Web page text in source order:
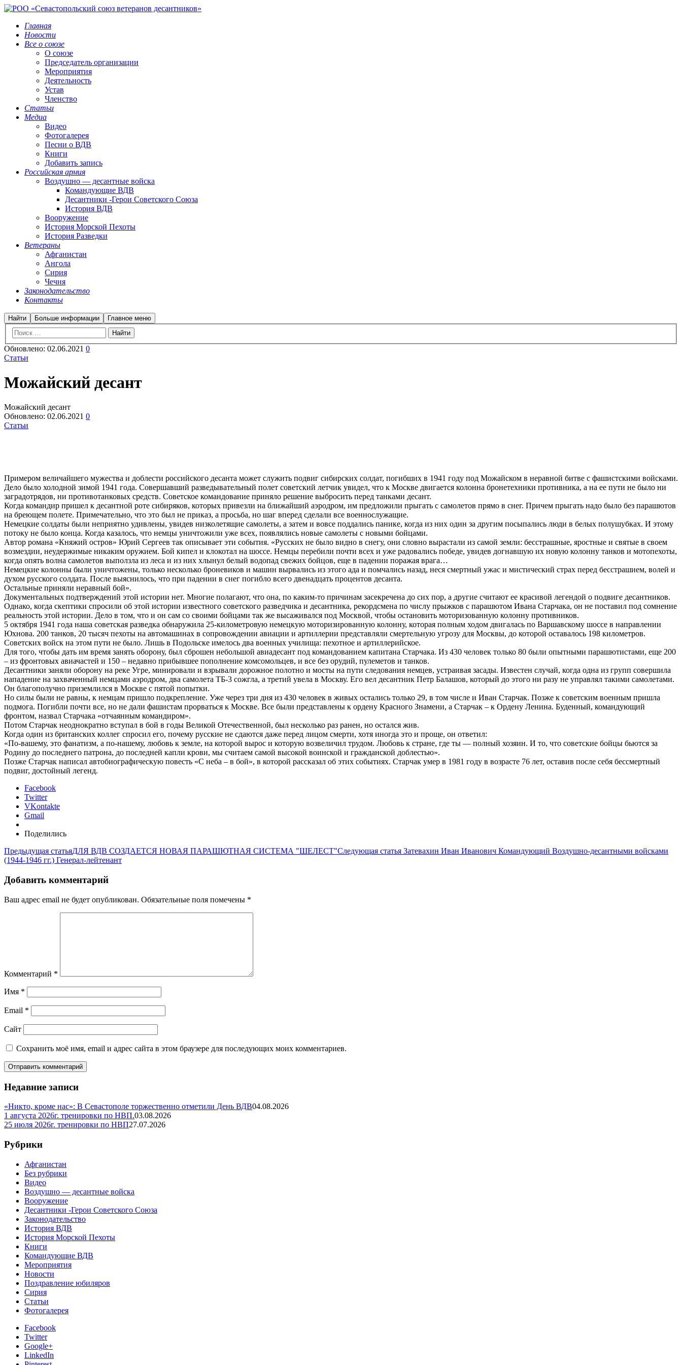
Главная
Новости
Все о союзе
О союзе
Председатель организации
Мероприятия
Деятельность
Устав
Членство
Статьи
Медиа
Видео
Фотогалерея
Песни о ВДВ
Книги
Добавить запись
Российская армия
Воздушно — десантные войска
Командующие ВДВ
Десантники -Герои Советского Союза
История ВДВ
Вооружение
История Морской Пехоты
История Разведки
Ветераны
Афганистан
Ангола
Сирия
Чечня
Законодательство
Контакты
Найти Больше информации Главное меню
Обновлено: 02.06.2021 0
Статьи
Можайский десант
Можайский десант
Обновлено: 02.06.2021 0
Статьи
Примером величайшего мужества и доблести российского десанта может служить подвиг сибирских солдат, погибших в 1941 году под Можайском в неравной битве с фашистскими войсками.
Дело было холодной зимой 1941 года. Совершавший разведывательный полет советский летчик увидел, что к Москве двигается колонна бронетехники противника, а на ее пути не было ни
заградотрядов, ни противотанковых средств. Советское командование приняло решение выбросить перед танками десант.
Когда командир пришел к десантной роте сибиряков, которых привезли на ближайший аэродром, им предложили прыгать с самолетов прямо в снег. Причем прыгать надо было без парашютов
на бреющем полете. Примечательно, что это был не приказ, а просьба, но шаг вперед сделали все военнослужащие.
Немецкие солдаты были неприятно удивлены, увидев низколетящие самолеты, а затем и вовсе поддались панике, когда из них один за другим посыпались люди в белых полушубках. И этому
потоку не было конца. Когда казалось, что немцы уничтожили уже всех, появлялись новые самолеты с новыми бойцами.
Автор романа «Княжий остров» Юрий Сергеев так описывает эти события. «Русских не было видно в снегу, они словно вырастали из самой земли: бесстрашные, яростные и святые в своем
возмездии, неудержимые никаким оружием. Бой кипел и клокотал на шоссе. Немцы перебили почти всех и уже радовались победе, увидев догнавшую их новую колонну танков и мотопехоты,
когда опять волна самолетов выползла из леса и из них хлынул белый водопад свежих бойцов, еще в падении поражая врага…
Немецкие колонны были уничтожены, только несколько броневиков и машин вырвались из этого ада и помчались назад, неся смертный ужас и мистический страх перед бесстрашием, волей и
духом русского солдата. После выяснилось, что при падении в снег погибло всего двенадцать процентов десанта.
Остальные приняли неравный бой».
Документальных подтверждений этой истории нет. Многие полагают, что она, по каким-то причинам засекречена до сих пор, а другие считают ее красивой легендой о подвиге десантников.
Однако, когда скептики спросили об этой истории известного советского разведчика и десантника, рекордсмена по числу прыжков с парашютом Ивана Старчака, он не поставил под сомнение
реальность этой истории. Дело в том, что и он сам со своими бойцами так же высаживался под Москвой, чтобы остановить моторизованную колонну противников.
5 октября 1941 года наша советская разведка обнаружила 25-километровую немецкую моторизированную колонну, которая полным ходом двигалась по Варшавскому шоссе в направлении
Юхнова. 200 танков, 20 тысяч пехоты на автомашинах в сопровождении авиации и артиллерии представляли смертельную угрозу для Москвы, до которой оставалось 198 километров.
Советских войск на этом пути не было. Лишь в Подольске имелось два военных училища: пехотное и артиллерийское.
Для того, чтобы дать им время занять оборону, был сброшен небольшой авиадесант под командованием капитана Старчака. Из 430 человек только 80 были опытными парашютистами, еще 200
– из фронтовых авиачастей и 150 – недавно прибывшее пополнение комсомольцев, и все без орудий, пулеметов и танков.
Десантники заняли оборону на реке Угре, минировали и взрывали дорожное полотно и мосты на пути следования немцев, устраивая засады. Известен случай, когда одна из групп совершила
нападение на захваченный немцами аэродром, два самолета ТБ-3 сожгла, а третий увела в Москву. Его вел десантник Петр Балашов, который до этого ни разу не управлял такими самолетами.
Он благополучно приземлился в Москве с пятой попытки.
Но силы были не равны, к немцам пришло подкрепление. Уже через три дня из 430 человек в живых остались только 29, в том числе и Иван Старчак. Позже к советским военным пришла
подмога. Погибли почти все, но не дали фашистам прорваться к Москве. Все были представлены к ордену Красного Знамени, а Старчак – к Ордену Ленина. Буденный, командующий
фронтом, назвал Старчака «отчаянным командиром».
Потом Старчак неоднократно вступал в бой в годы Великой Отечественной, был несколько раз ранен, но остался жив.
Когда один из британских коллег спросил его, почему русские не сдаются даже перед лицом смерти, хотя иногда это и проще, он ответил:
«По-вашему, это фанатизм, а по-нашему, любовь к земле, на которой вырос и которую возвеличил трудом. Любовь к стране, где ты — полный хозяин. И то, что советские бойцы бьются за
Родину до последнего патрона, до последней капли крови, мы считаем самой высокой воинской и гражданской доблестью».
Позже Старчак написал автобиографическую повесть «С неба – в бой», в которой рассказал об этих событиях. Старчак умер в 1981 году в возрасте 76 лет, оставив после себя бессмертный
подвиг, достойный легенд.
Facebook
Twitter
VKontakte
Gmail
Поделились
Предыдущая статьяДЛЯ ВДВ СОЗДАЕТСЯ НОВАЯ ПАРАШЮТНАЯ СИСТЕМА "ШЕЛЕСТ"Следующая статья Затевахин Иван Иванович Командующий Воздушно-десантными войсками
(1944-1946 гг.) Генерал-лейтенант
Добавить комментарий
Ваш адрес email не будет опубликован. Обязательные поля помечены *
Комментарий *
Имя *
Email *
Сайт
Сохранить моё имя, email и адрес сайта в этом браузере для последующих моих комментариев.
Недавние записи
«Никто, кроме нас»: В Севастополе торжественно отметили День ВДВ04.08.2026
1 августа 2026г. тренировки по НВП.03.08.2026
25 июля 2026г. тренировки по НВП27.07.2026
Рубрики
Афганистан
Без рубрики
Видео
Воздушно — десантные войска
Вооружение
Десантники -Герои Советского Союза
Законодательство
История ВДВ
История Морской Пехоты
Книги
Командующие ВДВ
Мероприятия
Новости
Поздравление юбиляров
Сирия
Статьи
Фотогалерея
Facebook
Twitter
Google+
LinkedIn